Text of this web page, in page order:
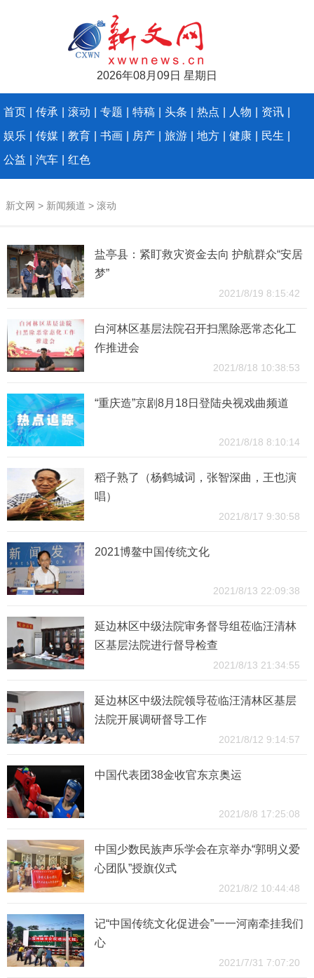
2026年08月09日 星期日
首页 传承 滚动 专题 特稿 头条 热点 人物 资讯
娱乐
传媒 教育 书画 房产 旅游 地方 健康 民生
公益
汽车 红色
新文网 > 新闻频道 > 滚动
盐亭县：紧盯救灾资金去向 护航群众“安居
梦”
2021/8/19 8:15:42
白河林区基层法院召开扫黑除恶常态化工
作推进会
2021/8/18 10:38:53
“重庆造”京剧8月18日登陆央视戏曲频道
2021/8/18 8:10:14
稻子熟了（杨鹤城词，张智深曲，王也演
唱）
2021/8/17 9:30:58
2021博鳌中国传统文化
2021/8/13 22:09:38
延边林区中级法院审务督导组莅临汪清林
区基层法院进行督导检查
2021/8/13 21:34:55
延边林区中级法院领导莅临汪清林区基层
法院开展调研督导工作
2021/8/12 9:14:57
中国代表团38金收官东京奥运
2021/8/8 17:25:08
中国少数民族声乐学会在京举办“郭明义爱
心团队”授旗仪式
2021/8/2 10:44:48
记“中国传统文化促进会”一一河南牵挂我们
心
2021/7/31 7:07:20